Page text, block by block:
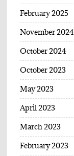
February 2025
November 2024
October 2024
October 2023
May 2023
April 2023
March 2023
February 2023